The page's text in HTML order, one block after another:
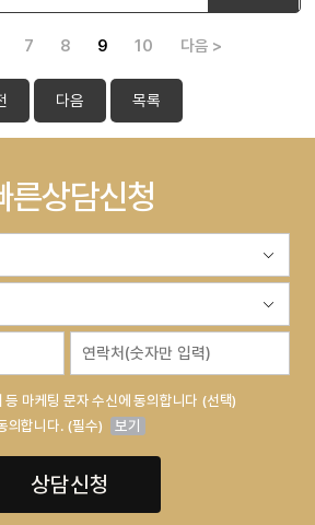
7 8 9 10 다음 >
다음 목록
른상담신청
등 마케팅 문자 수신에 동의합니다 (선택)
의합니다. (필수)
보기
상담신청